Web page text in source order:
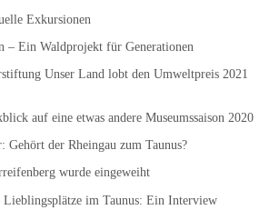
Exkursionen
– Ein Waldprojekt für Generationen
Unser Land lobt den Umweltpreis 2021
auf eine etwas andere Museumssaison 2020
Gehört der Rheingau zum Taunus?
wurde eingeweiht
Lieblingsplätze im Taunus: Ein Interview